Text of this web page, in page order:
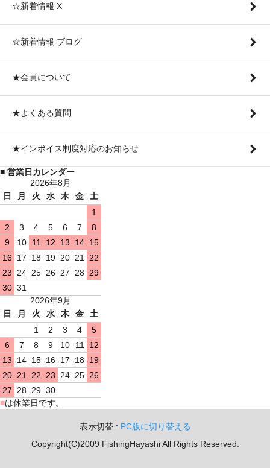
☆新着情報 X
☆新着情報 ブログ
★会員について
★よくある質問
★インボイス制度対応のお知らせ
■ 営業日カレンダー
2026年8月
日
月 火 水 木 金
土
1
2
3 4 5 6 7
8
9
10 11 12 13 14 15
16 17 18 19 20 21
22
23
24 25 26 27 28
29
30 31
2026年9月
日
月 火 水 木 金
土
1
2 3 4
5
6
7 8 9 10 11
12
13
14 15 16 17 18
19
20 21 22 23 24 25 26
27
28 29 30
■は休業日です。
表示切替 : PC版に切り替える
Copyright(C)2009 FishingHayashi All Rights Reserved.